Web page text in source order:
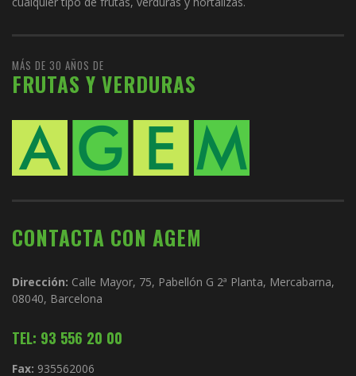
MÁS DE 30 AÑOS DE
FRUTAS Y VERDURAS
CONTACTA CON AGEM
Dirección: Calle Mayor, 75, Pabellón G 2ª Planta, Mercabarna,
08040, Barcelona
TEL: 93 556 20 00
Fax: 935562006